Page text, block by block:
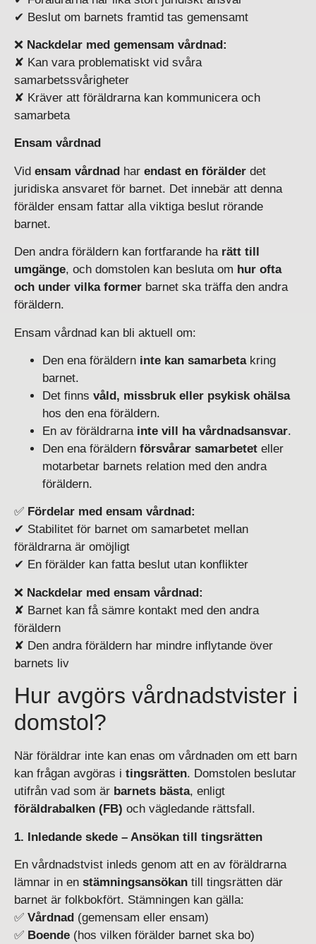
✔ Beslut om barnets framtid tas gemensamt
❌ Nackdelar med gemensam vårdnad:
✘ Kan vara problematiskt vid svåra
samarbetssvårigheter
✘ Kräver att föräldrarna kan kommunicera och
samarbeta
Ensam vårdnad
Vid ensam vårdnad har endast en förälder det
juridiska ansvaret för barnet. Det innebär att denna
förälder ensam fattar alla viktiga beslut rörande
barnet.
Den andra föräldern kan fortfarande ha rätt till
umgänge, och domstolen kan besluta om hur ofta
och under vilka former barnet ska träffa den andra
föräldern.
Ensam vårdnad kan bli aktuell om:
Den ena föräldern inte kan samarbetakring
barnet.
Det finns våld, missbruk eller psykisk ohälsa
hos den ena föräldern.
En av föräldrarna inte vill ha vårdnadsansvar.
Den ena föräldern försvårar samarbetet eller
motarbetar barnets relation med den andra
föräldern.
✅ Fördelar med ensam vårdnad:
✔ Stabilitet för barnet om samarbetet mellan
föräldrarna är omöjligt
✔ En förälder kan fatta beslut utan konflikter
❌ Nackdelar med ensam vårdnad:
✘ Barnet kan få sämre kontakt med den andra
föräldern
✘ Den andra föräldern har mindre inflytande över
barnets liv
Hur avgörs vårdnadstvister i
domstol?
När föräldrar inte kan enas om vårdnaden om ett barn
kan frågan avgöras i tingsrätten. Domstolen beslutar
utifrån vad som är barnets bästa, enligt
föräldrabalken (FB) och vägledande rättsfall.
1. Inledande skede – Ansökan till tingsrätten
En vårdnadstvist inleds genom att en av föräldrarna
lämnar in en stämningsansökan till tingsrätten där
barnet är folkbokfört. Stämningen kan gälla:
✅ Vårdnad (gemensam eller ensam)
✅ Boende (hos vilken förälder barnet ska bo)